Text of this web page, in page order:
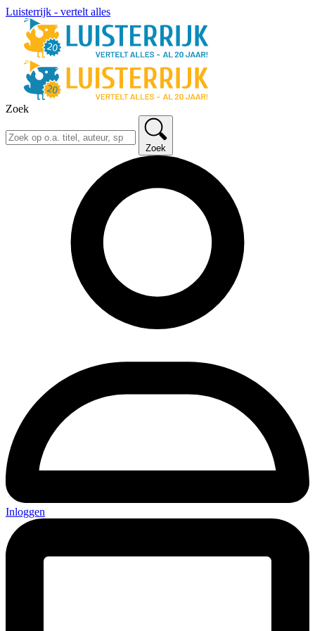
Luisterrijk - vertelt alles
Zoek
Zoek
Inloggen